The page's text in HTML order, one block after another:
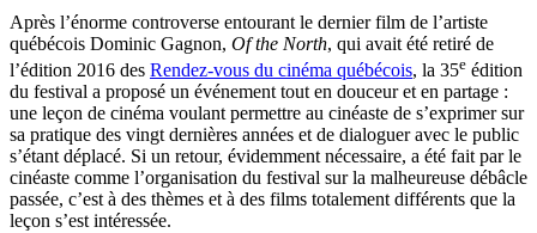
Après l’énorme controverse entourant le dernier film de l’artiste
québécois Dominic Gagnon, Of the North, qui avait été retiré de
l’édition 2016 des Rendez-vous du cinéma québécois, la 35e édition
du festival a proposé un événement tout en douceur et en partage :
une leçon de cinéma voulant permettre au cinéaste de s’exprimer sur
sa pratique des vingt dernières années et de dialoguer avec le public
s’étant déplacé. Si un retour, évidemment nécessaire, a été fait par le
cinéaste comme l’organisation du festival sur la malheureuse débâcle
passée, c’est à des thèmes et à des films totalement différents que la
leçon s’est intéressée.